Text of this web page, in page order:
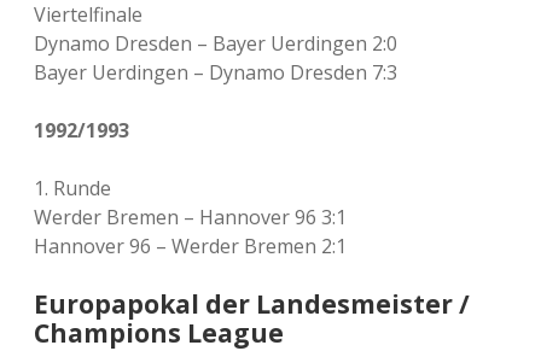
Viertelfinale
Dynamo Dresden – Bayer Uerdingen 2:0
Bayer Uerdingen – Dynamo Dresden 7:3
1992/1993
1. Runde
Werder Bremen – Hannover 96 3:1
Hannover 96 – Werder Bremen 2:1
Europapokal der Landesmeister /
Champions League